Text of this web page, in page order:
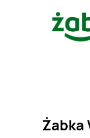
Żabka